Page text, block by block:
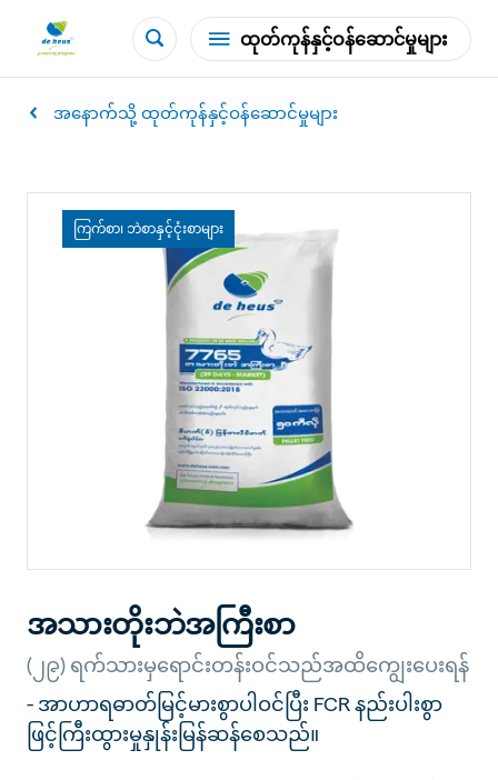
ထုတ်ကုန်နှင့်ဝန်ဆောင်မှုများ
အနောက်သို့ ထုတ်ကုန်နှင့်ဝန်ဆောင်မှုများ
ကြက်စာ၊ ဘဲစာနှင့်ငုံးစာများ
အသားတိုးဘဲအကြီးစာ
(၂၉) ရက်သားမှရောင်းတန်းဝင်သည်အထိကျွေးပေးရန်
- အာဟာရဓာတ်မြင့်မားစွာပါဝင်ပြီး FCR နည်းပါးစွာ
ဖြင့်ကြီးထွားမှုနှုန်းမြန်ဆန်စေသည်။